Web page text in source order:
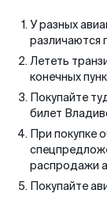
У разных
различаются
Лететь
конечных
Покупайте
билет
При покупке
распродажи
Покупайте